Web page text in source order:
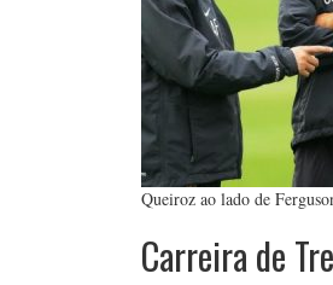
Queiroz ao lado de
Carreira de